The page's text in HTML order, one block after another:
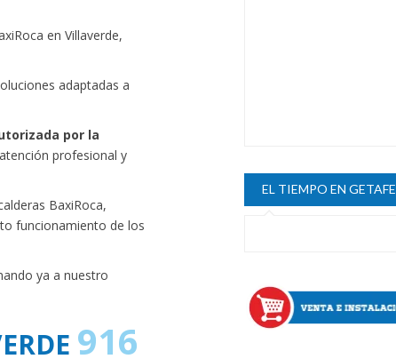
en Villaverde,
adaptadas a
por la
profesional y
BaxiRoca,
funcionamiento de los
ya a nuestro
916
EL TIEMPO EN GETAFE